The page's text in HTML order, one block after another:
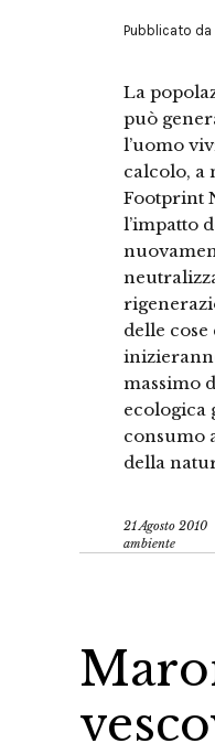
Pubblicato da
La
può
l’uomo
calcolo, a
Footprint
l’impatto
delle
massimo
ecologica
consumo
della
21 Agosto 2010
ambiente